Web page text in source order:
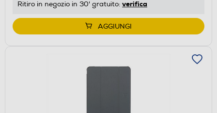
Ritiro in negozio in 30' gratuito: verifica
AGGIUNGI